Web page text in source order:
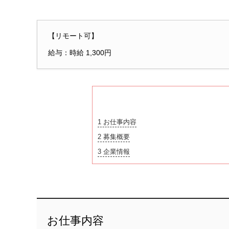
【リモート可】
給与：時給 1,300円
1 お仕事内容
2募集概要
3企業情報
お仕事内容